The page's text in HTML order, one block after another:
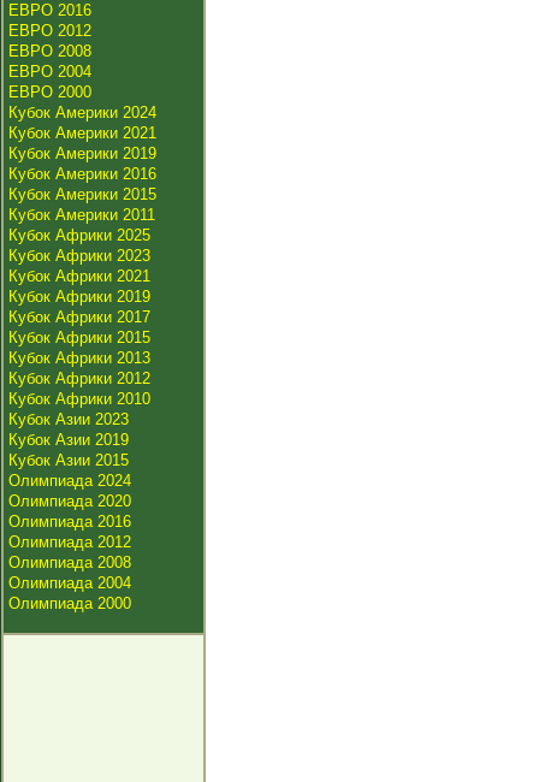
ЕВРО 2016
ЕВРО 2012
ЕВРО 2008
ЕВРО 2004
ЕВРО 2000
Кубок Америки 2024
Кубок Америки 2021
Кубок Америки 2019
Кубок Америки 2016
Кубок Америки 2015
Кубок Америки 2011
Кубок Африки 2025
Кубок Африки 2023
Кубок Африки 2021
Кубок Африки 2019
Кубок Африки 2017
Кубок Африки 2015
Кубок Африки 2013
Кубок Африки 2012
Кубок Африки 2010
Кубок Азии 2023
Кубок Азии 2019
Кубок Азии 2015
Олимпиада 2024
Олимпиада 2020
Олимпиада 2016
Олимпиада 2012
Олимпиада 2008
Олимпиада 2004
Олимпиада 2000